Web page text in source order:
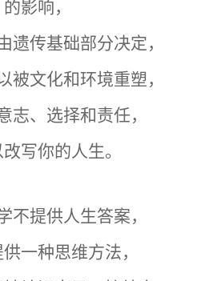
的影响，
遗传基础部分决定，
被文化和环境重塑，
志、选择和责任，
写你的人生。
不提供人生答案，
一种思维方法，